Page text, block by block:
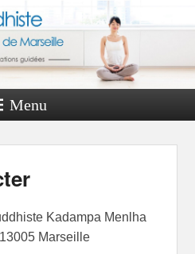
Menu
Kadampa Menlha
Marseille